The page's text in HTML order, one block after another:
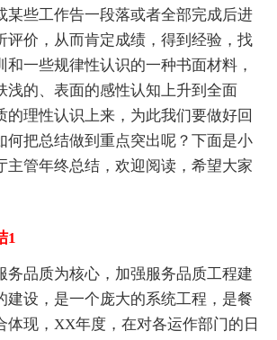
某些工作告一段落或者全部完成后进
评价，从而肯定成绩，得到经验，找
和一些规律性认识的一种书面材料，
浅的、表面的感性认知上升到全面
的理性认识上来，为此我们要做好回
何把总结做到重点突出呢？下面是小
主管年终总结，欢迎阅读，希望大家
1
务品质为核心，加强服务品质工程建
建设，是一个庞大的系统工程，是餐
体现，XX年度，在对各运作部门的日